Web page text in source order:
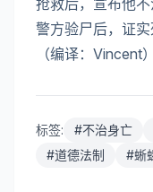
抢救后，宣布他不
警方验尸后，证实
（编译：Vincent）
标签: #不治身亡
#道德法制 #蜥